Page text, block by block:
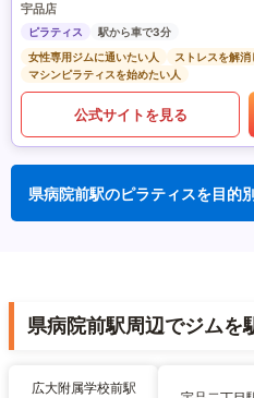
宇品店
ピラティス
駅から車で3分
女性専用ジムに通いたい人
ストレスを解消
マシンピラティスを始めたい人
公式サイトを見る
県病院前駅のピラティスを目的
県病院前駅周辺でジムを
広大附属学校前駅